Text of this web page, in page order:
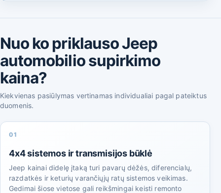
Nuo ko priklauso Jeep
automobilio supirkimo
kaina?
Kiekvienas pasiūlymas vertinamas individualiai pagal pateiktus
duomenis.
01
4x4 sistemos ir transmisijos būklė
Jeep kainai didelę įtaką turi pavarų dėžės, diferencialų,
razdatkės ir keturių varančiųjų ratų sistemos veikimas.
Gedimai šiose vietose gali reikšmingai keisti remonto